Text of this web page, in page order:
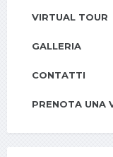
VIRTUAL TOUR
GALLERIA
CONTATTI
PRENOTA UNA